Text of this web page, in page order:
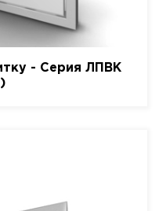
- Серия ЛПВК